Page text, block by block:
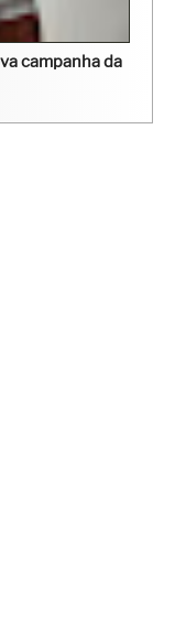
campanha da